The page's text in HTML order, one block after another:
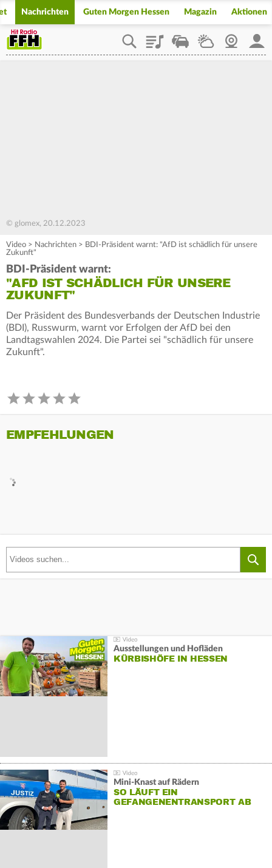
Nachrichten Guten Morgen Hessen Magazin Aktionen
PlaylistStaupilotWetterWebcam
© glomex, 20.12.2023
Video > Nachrichten > BDI-Präsident warnt: "AfD ist schädlich für unsere
Zukunft"
BDI-Präsident warnt:
"AFD IST SCHÄDLICH FÜR UNSERE
ZUKUNFT"
Der Präsident des Bundesverbands der Deutschen Industrie
(BDI), Russwurm, warnt vor Erfolgen der AfD bei den
Landtagswahlen 2024. Die Partei sei "schädlich für unsere
Zukunft".
EMPFEHLUNGEN
Ausstellungen und Hofläden
KÜRBISHÖFE IN HESSEN
Mini-Knast auf Rädern
SO LÄUFT EIN
GEFANGENENTRANSPORT AB